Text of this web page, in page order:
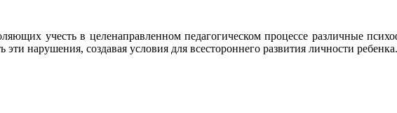
учесть в целенаправленном педагогическом процессе различные
нарушения, создавая условия для всестороннего развития личности ребенка.